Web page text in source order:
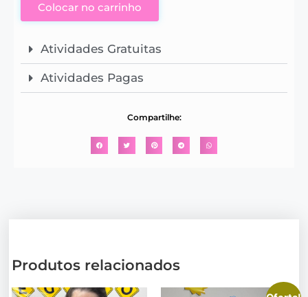
Colocar no carrinho
Atividades Gratuitas
Atividades Pagas
Compartilhe:
Produtos relacionados